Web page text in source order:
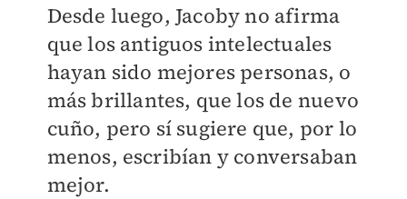
Desde luego, Jacoby no afirma
que los antiguos intelectuales
hayan sido mejores personas, o
más brillantes, que los de nuevo
cuño, pero sí sugiere que, por lo
menos, escribían y conversaban
mejor.